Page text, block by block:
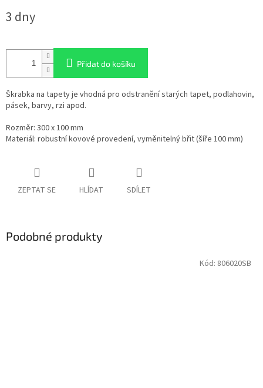
cena:
3 dny
Přidat do košíku
Škrabka na tapety je vhodná pro odstranění starých tapet, podlahovin,
pásek, barvy, rzi apod.
Rozměr: 300 x 100 mm
Materiál: robustní kovové provedení, vyměnitelný břit (šíře 100 mm)
ZEPTAT SE HLÍDAT SDÍLET
Podobné produkty
Kód: 806020SB